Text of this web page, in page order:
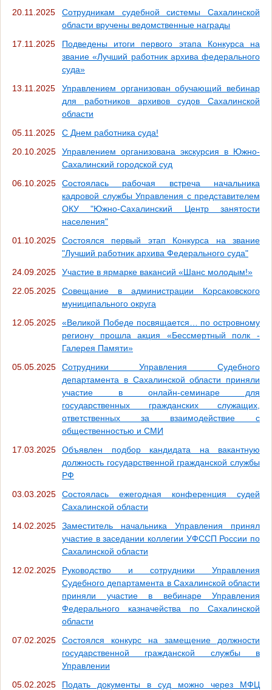
20.11.2025
Сотрудникам судебной системы Сахалинской
области вручены ведомственные награды
17.11.2025
Подведены итоги первого этапа Конкурса на
звание «Лучший работник архива федерального
суда»
13.11.2025
Управлением организован обучающий вебинар
для работников архивов судов Сахалинской
области
05.11.2025
С Днем работника суда!
20.10.2025
Управлением организована экскурсия в Южно-
Сахалинский городской суд
06.10.2025
Состоялась рабочая встреча начальника
кадровой службы Управления с представителем
ОКУ "Южно-Сахалинский Центр занятости
населения"
01.10.2025
Состоялся первый этап Конкурса на звание
"Лучший работник архива Федерального суда"
24.09.2025
Участие в ярмарке вакансий «Шанс молодым!»
22.05.2025
Совещание в администрации Корсаковского
муниципального округа
12.05.2025
«Великой Победе посвящается… по островному
региону прошла акция «Бессмертный полк -
Галерея Памяти»
05.05.2025
Сотрудники Управления Судебного
департамента в Сахалинской области приняли
участие в онлайн-семинаре для
государственных гражданских служащих,
ответственных за взаимодействие с
общественностью и СМИ
17.03.2025
Объявлен подбор кандидата на вакантную
должность государственной гражданской службы
РФ
03.03.2025
Состоялась ежегодная конференция судей
Сахалинской области
14.02.2025
Заместитель начальника Управления принял
участие в заседании коллегии УФССП России по
Сахалинской области
12.02.2025
Руководство и сотрудники Управления
Судебного департамента в Сахалинской области
приняли участие в вебинаре Управления
Федерального казначейства по Сахалинской
области
07.02.2025
Состоялся конкурс на замещение должности
государственной гражданской службы в
Управлении
05.02.2025
Подать документы в суд можно через МФЦ